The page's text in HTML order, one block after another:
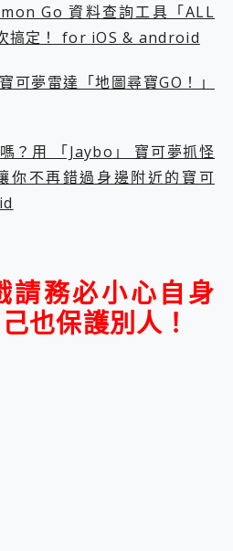
Go 資料查詢工具「ALL
搞定！ for iOS & android
可夢雷達「地圖尋寶GO！」
？用 「Jaybo」 寶可夢抓怪
你不再錯過身邊附近的寶可
請務必小心自身
也保護別人！